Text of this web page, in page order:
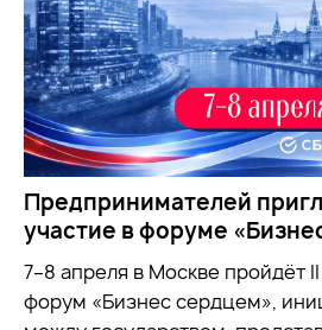
Предпринимателей
участие в форуме
7–8 апреля в Москве пройдёт
форум «Бизнес сердцем»,